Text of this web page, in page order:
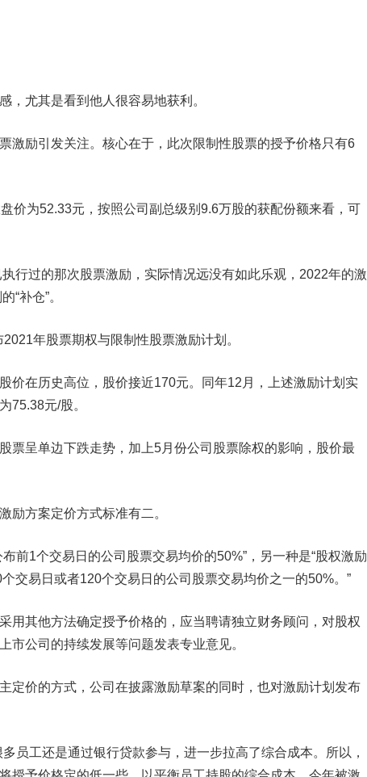
尤其是看到他人很容易地获利。
励引发关注。核心在于，此次限制性股票的授予价格只有6
为52.33元，按照公司副总级别9.6万股的获配份额来看，可
过的那次股票激励，实际情况远没有如此乐观，2022年的激
“补仓”。
年股票期权与限制性股票激励计划。
在历史高位，股价接近170元。同年12月，上述激励计划实
75.38元/股。
呈单边下跌走势，加上5月份公司股票除权的影响，股价最
方案定价方式标准有二。
1个交易日的公司股票交易均价的50%”，另一种是“股权激励
交易日或者120个交易日的公司股票交易均价之一的50%。”
其他方法确定授予价格的，应当聘请独立财务顾问，对股权
市公司的持续发展等问题发表专业意见。
价的方式，公司在披露激励草案的同时，也对激励计划发布
工还是通过银行贷款参与，进一步拉高了综合成本。所以，